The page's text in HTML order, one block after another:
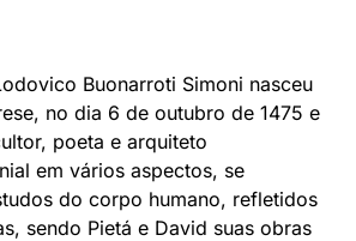
Buonarroti Simoni nasceu
no dia 6 de outubro de 1475 e
poeta e arquiteto
em vários aspectos, se
do corpo humano, refletidos
sendo Pietá e David suas obras